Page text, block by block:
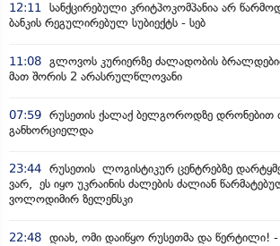
12:11 სანქცირებული კრიტპოკომპანია არ
ბანკის რეგულირებულ სუბიექტს - სებ
11:08 გლოვოს კურიერზე ძალადობის
მათ შორის 2 არასრულწლოვანი
07:59 რუსეთის ქალაქ ბელგოროდზე დრონებით
განხორციელდა
23:44 რუსეთის ლოგისტიკურ ცენტრებზე
ვარ, ეს იყო უკრაინის ძალების ძალიან
ვოლოდიმირ ზელენსკი
22:48 დიახ, ომი დაიწყო რუსეთმა და წერტილი! -